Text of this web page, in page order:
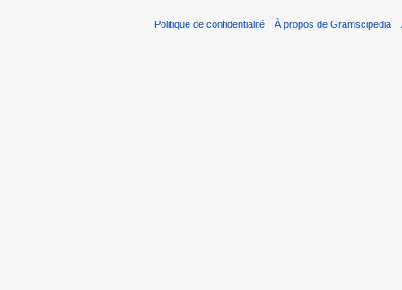
Politique de confidentialité À propos de Gramscipedia